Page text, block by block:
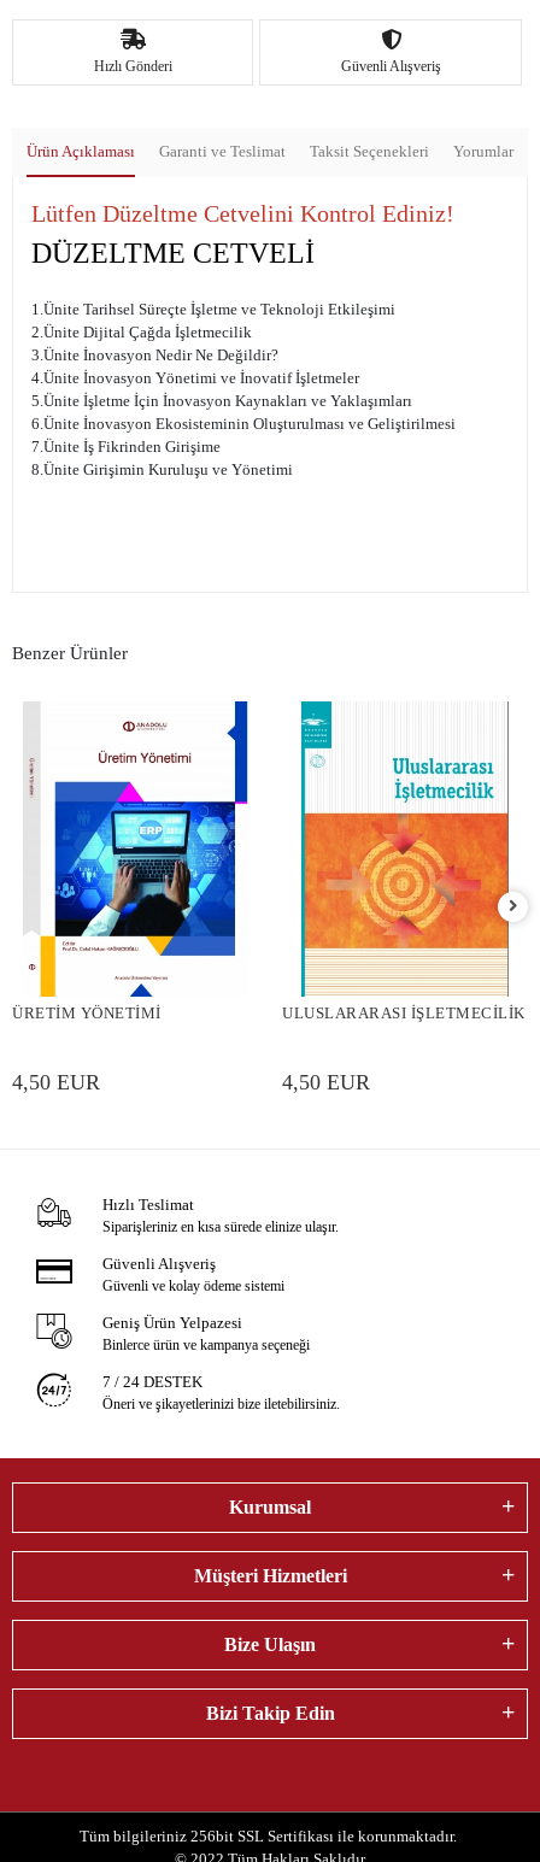
Hızlı Gönderi Güvenli Alışveriş
Ürün Açıklaması Garanti ve Teslimat Taksit Seçenekleri Yorumlar
Lütfen Düzeltme Cetvelini Kontrol Ediniz!
DÜZELTME CETVELİ
1.Ünite Tarihsel Süreçte İşletme ve Teknoloji Etkileşimi
2.Ünite Dijital Çağda İşletmecilik
3.Ünite İnovasyon Nedir Ne Değildir?
4.Ünite İnovasyon Yönetimi ve İnovatif İşletmeler
5.Ünite İşletme İçin İnovasyon Kaynakları ve Yaklaşımları
6.Ünite İnovasyon Ekosisteminin Oluşturulması ve Geliştirilmesi
7.Ünite İş Fikrinden Girişime
8.Ünite Girişimin Kuruluşu ve Yönetimi
Benzer Ürünler
ÜRETİM YÖNETİMİ
4,50 EUR
ULUSLARARASI İŞLETMECİLİK
4,50 EUR
Hızlı Teslimat
Siparişleriniz en kısa sürede elinize ulaşır.
Güvenli Alışveriş
Güvenli ve kolay ödeme sistemi
Geniş Ürün Yelpazesi
Binlerce ürün ve kampanya seçeneği
7 / 24 DESTEK
Öneri ve şikayetlerinizi bize iletebilirsiniz.
Kurumsal
Müşteri Hizmetleri
Bize Ulaşın
Bizi Takip Edin
Tüm bilgileriniz 256bit SSL Sertifikası ile korunmaktadır.